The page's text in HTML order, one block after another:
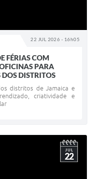
22 JUL 2026 - 16h05
FÉRIAS COM
PARA
DOS DISTRITOS
distritos de Jamaica e
criatividade e
JUL
22